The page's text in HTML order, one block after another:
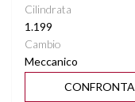
Cilindrata
1.199
Cambio
Meccanico
CONFRONTA